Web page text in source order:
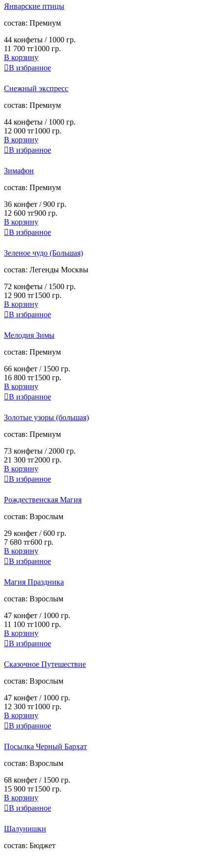
Январские птицы
cостав: Премиум
44 конфеты / 1000 гр.
11 700 тг1000 гр.
В корзину
В избранное
Снежный экспресс
cостав: Премиум
44 конфеты / 1000 гр.
12 000 тг1000 гр.
В корзину
В избранное
Зимафон
cостав: Премиум
36 конфет /900 гр.
12 600 тг900 гр.
В корзину
В избранное
Зеленое чудо (Большая)
cостав: Легенды Москвы
72 конфеты / 1500 гр.
12 900 тг1500 гр.
В корзину
В избранное
Мелодия Зимы
cостав: Премиум
66 конфет / 1500 гр.
16 800 тг1500 гр.
В корзину
В избранное
Золотые узоры (большая)
cостав: Премиум
73 конфеты / 2000 гр.
21 300 тг2000 гр.
В корзину
В избранное
Рождественская Магия
cостав: Взрослым
29 конфет /600 гр.
7 680 тг600 гр.
В корзину
В избранное
Магия Праздника
cостав: Взрослым
47 конфет / 1000 гр.
11 100 тг1000 гр.
В корзину
В избранное
Сказочное Путешествие
cостав: Взрослым
47 конфет / 1000 гр.
12 300 тг1000 гр.
В корзину
В избранное
Посылка Черный Бархат
cостав: Взрослым
68 конфет / 1500 гр.
15 900 тг1500 гр.
В корзину
В избранное
Шалунишки
cостав: Бюджет